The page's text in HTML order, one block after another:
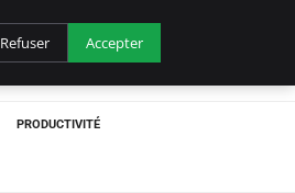
PRODUCTIVITÉ
Refuser Accepter